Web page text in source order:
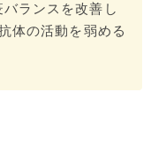
ランスを改善し
体の活動を弱める